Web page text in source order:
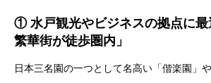
① 水戸観光やビジネスの拠点に最
繁華街が徒歩圏内」
日本三名園の一つとして名高い「偕楽園」